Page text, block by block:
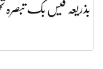
بذریعہ فیس بک تبصرہ